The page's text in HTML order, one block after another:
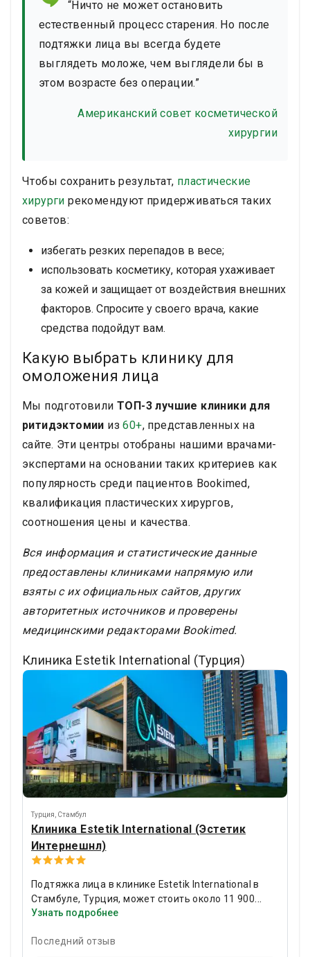
“Ничто не может остановить
естественный процесс старения. Но после
подтяжки лица вы всегда будете
выглядеть моложе, чем выглядели бы в
этом возрасте без операции.”
Американский совет косметической
хирургии
Чтобы сохранить результат, пластические
хирурги рекомендуют придерживаться таких
советов:
избегать резких перепадов в весе;
использовать косметику, которая ухаживает
за кожей и защищает от воздействия внешних
факторов. Спросите у своего врача, какие
средства подойдут вам.
Какую выбрать клинику для
омоложения лица
Мы подготовили ТОП-3 лучшие клиники для
ритидэктомии из60+, представленных на
сайте. Эти центры отобраны нашими врачами-
экспертами на основании таких критериев как
популярность среди пациентов Bookimed,
квалификация пластических хирургов,
соотношения цены и качества.
Вся информация и статистические данные
предоставлены клиниками напрямую или
взяты с их официальных сайтов, других
авторитетных источников и проверены
медицинскими редакторами Bookimed.
Клиника Estetik International (Турция)
Турция Стамбул
Клиника Estetik International (Эстетик
Интернешнл)
Подтяжка лица в клинике Estetik International в
Стамбуле, Турция, может стоить около 11 900
евро у профессора, доктора Дженка Шена,
Клиника является первой в Европе больницей
Узнать подробнее
Последний отзыв